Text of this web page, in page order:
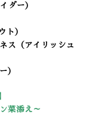
ダー）
ト）
ス（アイリッシュ
）
ン菜添え～